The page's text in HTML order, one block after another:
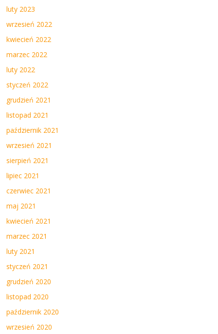
luty 2023
wrzesień 2022
kwiecień 2022
marzec 2022
luty 2022
styczeń 2022
grudzień 2021
listopad 2021
październik 2021
wrzesień 2021
sierpień 2021
lipiec 2021
czerwiec 2021
maj 2021
kwiecień 2021
marzec 2021
luty 2021
styczeń 2021
grudzień 2020
listopad 2020
październik 2020
wrzesień 2020